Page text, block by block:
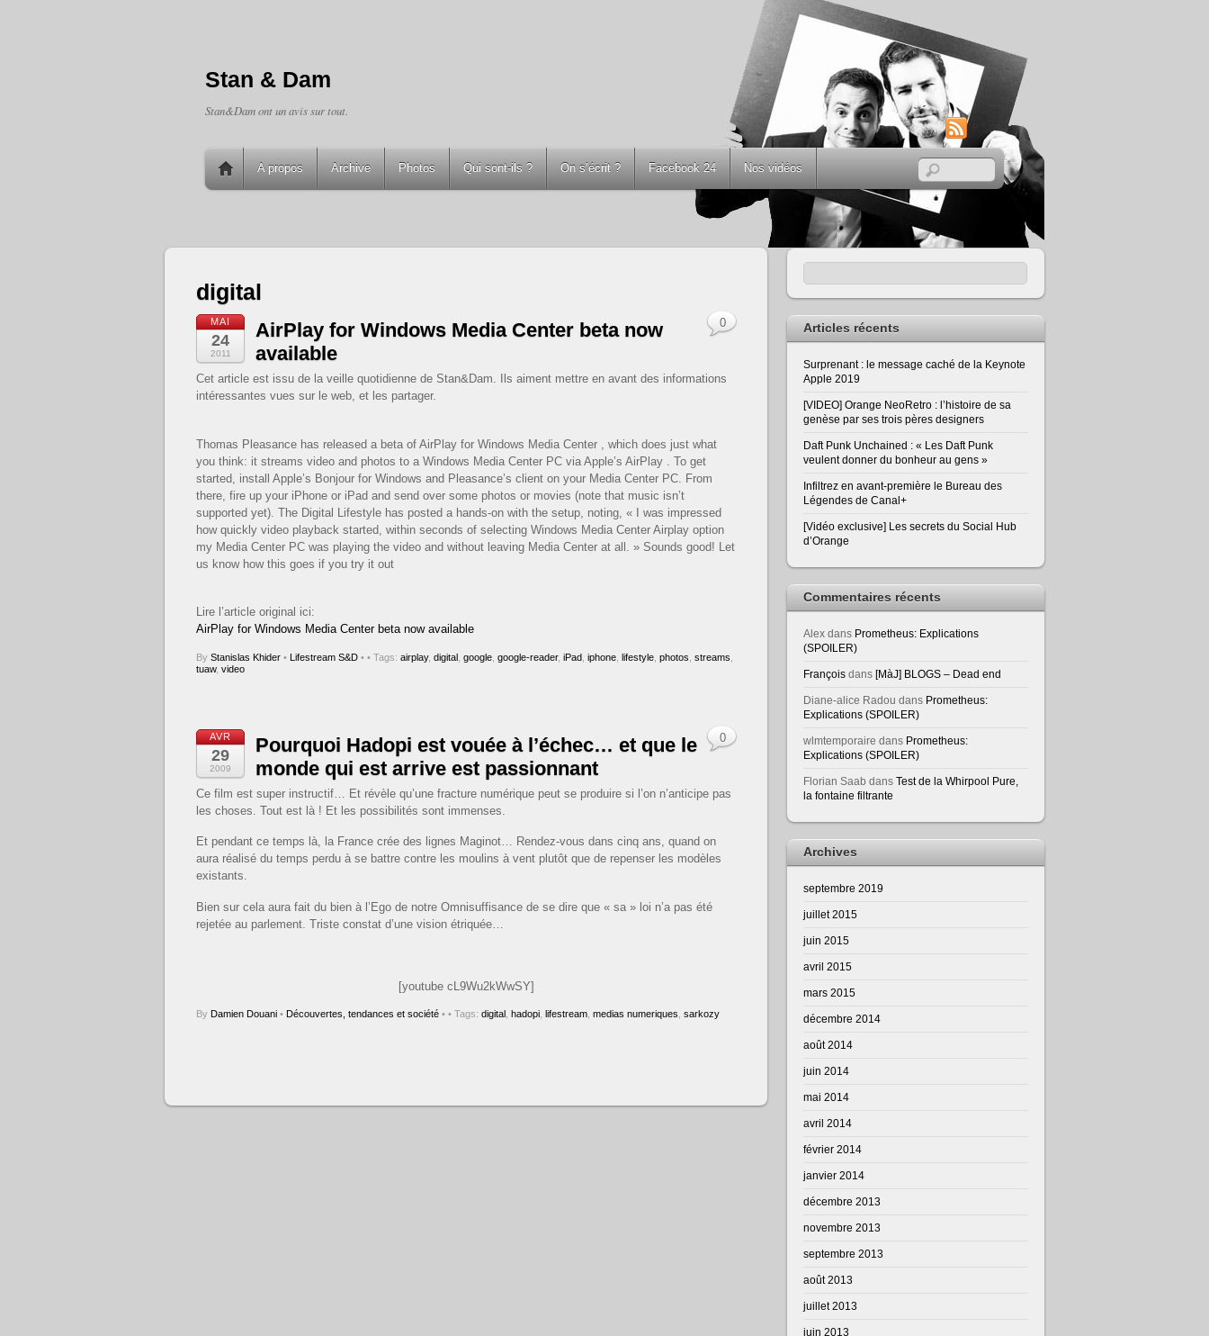
Stan & Dam
Stan&Dam ont un avis sur tout.
RSS
A propos Archive Photos Qui sont-ils ? On s’écrit ? Facebook 24 Nos vidéos
digital
MAI
24
2011
AirPlay for Windows Media Center beta now
available
Cet article est issu de la veille quotidienne de Stan&Dam. Ils aiment mettre en avant des informations
intéressantes vues sur le web, et les partager.
Thomas Pleasance has released a beta of AirPlay for Windows Media Center , which does just what
you think: it streams video and photos to a Windows Media Center PC via Apple’s AirPlay . To get
started, install Apple’s Bonjour for Windows and Pleasance’s client on your Media Center PC. From
there, fire up your iPhone or iPad and send over some photos or movies (note that music isn’t
supported yet). The Digital Lifestyle has posted a hands-on with the setup, noting, « I was impressed
how quickly video playback started, within seconds of selecting Windows Media Center Airplay option
my Media Center PC was playing the video and without leaving Media Center at all. » Sounds good! Let
us know how this goes if you try it out
Lire l’article original ici:
AirPlay for Windows Media Center beta now available
By Stanislas Khider • Lifestream S&D •
0
• Tags: airplay, digital google google-reader, iPad iphone lifestyle photos streams
tuaw, video
AVR
29
2009
Pourquoi Hadopi est vouée à l’échec… et que le
monde qui est arrive est passionnant
Ce film est super instructif… Et révèle qu’une fracture numérique peut se produire si l’on n’anticipe pas
les choses. Tout est là ! Et les possibilités sont immenses.
Et pendant ce temps là, la France crée des lignes Maginot… Rendez-vous dans cinq ans, quand on
aura réalisé du temps perdu à se battre contre les moulins à vent plutôt que de repenser les modèles
existants.
Bien sur cela aura fait du bien à l’Ego de notre Omnisuffisance de se dire que « sa » loi n’a pas été
rejetée au parlement. Triste constat d’une vision étriquée…
[youtube cL9Wu2kWwSY]
By Damien Douani • Découvertes, tendances et société •
0
• Tags: digital hadopi lifestream medias numeriques sarkozy
Articles récents
Surprenant : le message caché de la Keynote
Apple 2019
[VIDEO] Orange NeoRetro : l’histoire de sa
genèse par ses trois pères designers
Daft Punk Unchained : « Les Daft Punk
veulent donner du bonheur au gens »
Infiltrez en avant-première le Bureau des
Légendes de Canal+
[Vidéo exclusive] Les secrets du Social Hub
d’Orange
Commentaires récents
Alex dans Prometheus: Explications
(SPOILER)
François dans [MàJ] BLOGS – Dead end
Diane-alice Radou dans Prometheus:
Explications (SPOILER)
wlmtemporaire dans Prometheus:
Explications (SPOILER)
Florian Saab dans Test de la Whirpool Pure,
la fontaine filtrante
Archives
septembre 2019
juillet 2015
juin 2015
avril 2015
mars 2015
décembre 2014
août 2014
juin 2014
mai 2014
avril 2014
février 2014
janvier 2014
décembre 2013
novembre 2013
septembre 2013
août 2013
juillet 2013
juin 2013